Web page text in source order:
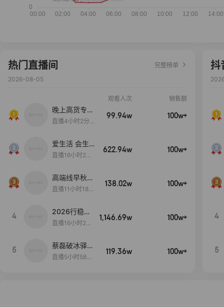
热门直播间
完整榜单
2026-08-05
观看人次 销售额
晚上高货专场
大放漏
直播4小时2分5
99.94w 100w+
爱生活 会生
活
直播16小时24
622.94w 100w+
高端线早秋现
货首发
直播11小时18分
138.02w 100w+
4
2026行稳致
远
直播16小时20
1,146.69w 100w+
5
蔡磊破冰驿站
直播间好物分
直播5小时58分
119.36w 100w+
抖
4
5